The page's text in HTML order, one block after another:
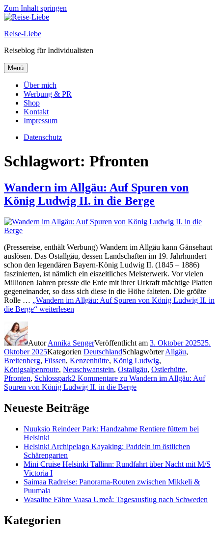
Zum Inhalt springen
Reise-Liebe
Reiseblog für Individualisten
Menü
Über mich
Werbung & PR
Shop
Kontakt
Impressum
Datenschutz
Schlagwort: Pfronten
Wandern im Allgäu: Auf Spuren von
König Ludwig II. in die Berge
(Pressereise, enthält Werbung) Wandern im Allgäu kann Gänsehaut
auslösen. Das Ostallgäu, dessen Landschaften im 19. Jahrhundert
schon den legendären Bayern-König Ludwig II. (1845 – 1886)
faszinierten, ist nämlich ein eiszeitliches Meisterwerk. Vor vielen
Millionen Jahren presste die Erde mit ihrer Urkraft mächtige Platten
gegeneinander, so dass sich diese in die Höhe falteten. Die größte
Rolle … „Wandern im Allgäu: Auf Spuren von König Ludwig II. in
die Berge“ weiterlesen
AutorAnnika SengerVeröffentlicht am 3. Oktober 202525.
Oktober 2025Kategorien DeutschlandSchlagwörterAllgäu,
Breitenberg, Füssen, Kenzenhütte, König Ludwig,
Königsalpenroute, Neuschwanstein, Ostallgäu, Ostlerhütte,
Pfronten, Schlosspark2 Kommentare zu Wandern im Allgäu: Auf
Spuren von König Ludwig II. in die Berge
Neueste Beiträge
Nuuksio Reindeer Park: Handzahme Rentiere füttern bei
Helsinki
Helsinki Archipelago Kayaking: Paddeln im östlichen
Schärengarten
Mini Cruise Helsinki Tallinn: Rundfahrt über Nacht mit M/S
Victoria I
Saimaa Radreise: Panorama-Routen zwischen Mikkeli &
Puumala
Wasaline Fähre Vaasa Umeå: Tagesausflug nach Schweden
Kategorien